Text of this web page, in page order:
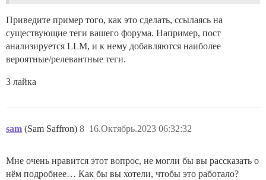
Приведите пример того, как это сделать, ссылаясь на
существующие теги вашего форума. Например, пост
анализируется LLM, и к нему добавляются наиболее
вероятные/релевантные теги.
3 лайка
sam (Sam Saffron) 16.Октябрь.2023 06:32:32
8
Мне очень нравится этот вопрос, не могли бы вы рассказать о
нём подробнее… Как бы вы хотели, чтобы это работало?